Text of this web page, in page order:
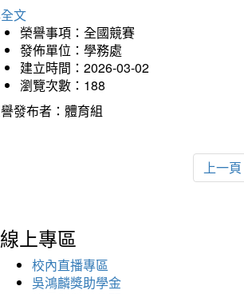
文
榮譽事項：全國競賽
發佈單位：學務處
建立時間：2026-03-02
瀏覽次數：188
發布者：體育組
上一頁
線上專區
校內直播專區
吳鴻麟獎助學金